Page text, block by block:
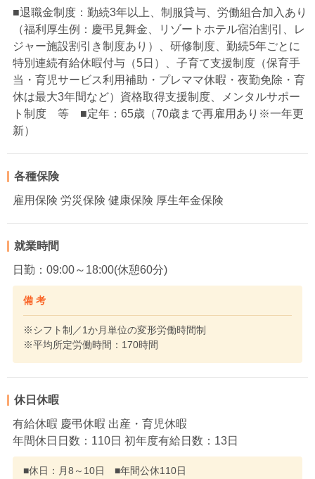
■退職金制度：勤続3年以上、制服貸与、労働組合加入あり
（福利厚生例：慶弔見舞金、リゾートホテル宿泊割引、レ
ジャー施設割引き制度あり）、研修制度、勤続5年ごとに
特別連続有給休暇付与（5日）、子育て支援制度（保育手
当・育児サービス利用補助・プレママ休暇・夜勤免除・育
休は最大3年間など）資格取得支援制度、メンタルサポー
ト制度 等 ■定年：65歳（70歳まで再雇用あり※一年更
新）
各種保険
雇用保険 労災保険 健康保険 厚生年金保険
就業時間
日勤：09:00～18:00(休憩60分)
備 考
※シフト制／1か月単位の変形労働時間制
※平均所定労働時間：170時間
休日休暇
有給休暇 慶弔休暇 出産・育児休暇
年間休日日数：110日 初年度有給日数：13日
■休日：月8～10日 ■年間公休110日